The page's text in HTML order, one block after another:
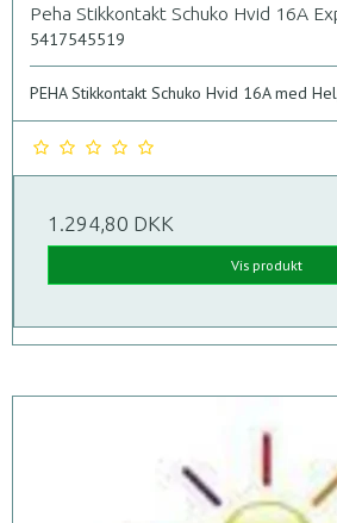
Peha Stikkontakt Schuko Hvid 16A
5417545519
PEHA Stikkontakt Schuko Hvid 16A med
1.294,80 DKK
Vis produkt